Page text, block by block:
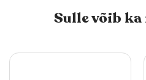
Sulle võib